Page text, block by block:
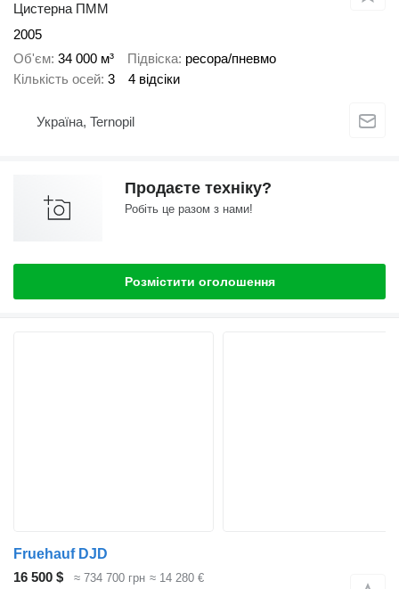
Цистерна ПММ
2005
Об'єм 34 000 м³ Підвіска ресора/пневмо
Кількість осей 3 4 відсіки
Україна, Ternopil
Продаєте техніку?
Робіть це разом з нами!
Розмістити оголошення
Fruehauf DJD
16 500 $
≈ 734 700 грн ≈ 14 280 €